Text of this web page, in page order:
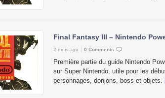
Final Fantasy III – Nintendo
2 mois ago 0 Comments
Première partie du guide Nintendo
sur Super Nintendo, utile pour les
personnages, donjons, boss et objets.